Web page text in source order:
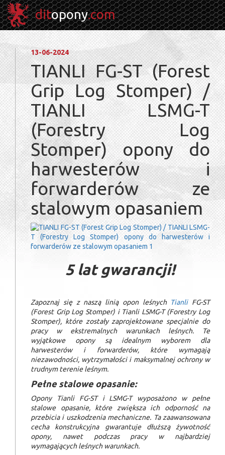
ditopony.com
13-06-2024
TIANLI FG-ST (Forest
Grip Log Stomper) /
TIANLI LSMG-T
(Forestry Log
Stomper) opony do
harwesterów i
forwarderów ze
stalowym opasaniem
5 lat gwarancji!
Zapoznaj się z naszą linią opon leśnych TianliFG-ST
(Forest Grip Log Stomper) i Tianli LSMG-T (Forestry Log
Stomper), które zostały zaprojektowane specjalnie do
pracy w ekstremalnych warunkach leśnych. Te
wyjątkowe opony są idealnym wyborem dla
harwesterów i forwarderów, które wymagają
niezawodności, wytrzymałości i maksymalnej ochrony w
trudnym terenie leśnym.
Pełne stalowe opasanie:
Opony Tianli FG-ST i LSMG-T wyposażono w pełne
stalowe opasanie, które zwiększa ich odporność na
przebicia i uszkodzenia mechaniczne. Ta zaawansowana
cecha konstrukcyjna gwarantuje dłuższą żywotność
opony, nawet podczas pracy w najbardziej
wymagających leśnych warunkach.